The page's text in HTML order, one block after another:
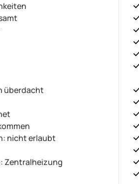
überdacht
nicht erlaubt
Zentralheizung